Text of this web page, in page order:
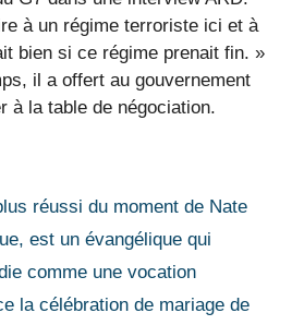
à un régime terroriste ici et à
bien si ce régime prenait fin. »
il a offert au gouvernement
à la table de négociation.
réussi du moment de Nate
est un évangélique qui
comme une vocation
la célébration de mariage de